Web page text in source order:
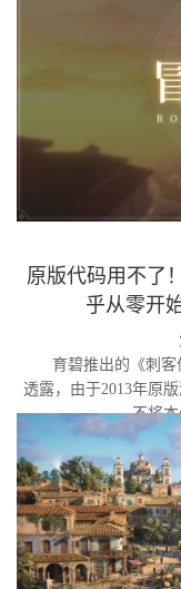
原版代码用不了
乎从零开
育碧推出的《刺
透露，由于2013年原
不将